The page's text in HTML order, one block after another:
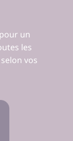
un
les
vos